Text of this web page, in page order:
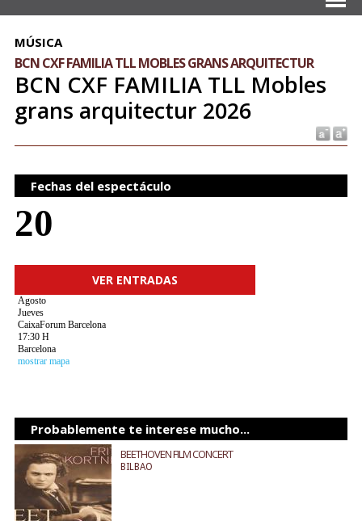
MÚSICA
BCN CXF FAMILIA TLL MOBLES GRANS ARQUITECTUR
BCN CXF FAMILIA TLL Mobles
grans arquitectur 2026
Fechas del espectáculo
20
VER ENTRADAS
Agosto
Jueves
CaixaForum Barcelona
17:30 H
Barcelona
mostrar mapa
Probablemente te interese mucho...
BEETHOVEN FILM CONCERT
BILBAO